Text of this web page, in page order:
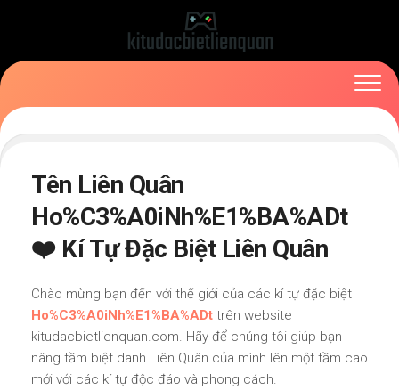
Tên Liên Quân
Ho%C3%A0iNh%E1%BA%ADt
❤️ Kí Tự Đặc Biệt Liên Quân
Chào mừng bạn đến với thế giới của các kí tự đặc biệt
Ho%C3%A0iNh%E1%BA%ADt trên website
kitudacbietlienquan.com. Hãy để chúng tôi giúp bạn
nâng tầm biệt danh Liên Quân của mình lên một tầm cao
mới với các kí tự độc đáo và phong cách.